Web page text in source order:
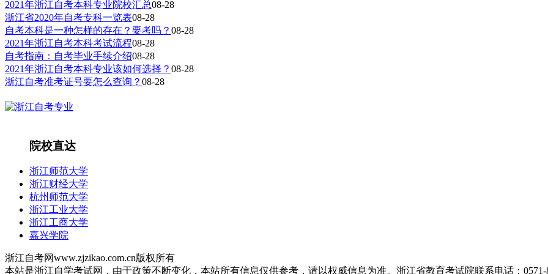
2021年浙江自考本科专业院校汇总08-28
浙江省2020年自考专科一览表08-28
自考本科是一种怎样的存在？要考吗？ 08-28
2021年浙江自考本科考试流程08-28
自考指南：自考毕业手续介绍08-28
2021年浙江自考本科专业该如何选择？ 08-28
浙江自考准考证号要怎么查询？ 08-28
院校直达
浙江师范大学
浙江财经大学
杭州师范大学
浙江工业大学
浙江工商大学
嘉兴学院
浙江自考网www.zjzikao.com.cn版权所有
本站是浙江自学考试网，由于政策不断变化，本站所有信息仅供参考，请以权威信息为准。浙江省教育考试院联系电话：0571-